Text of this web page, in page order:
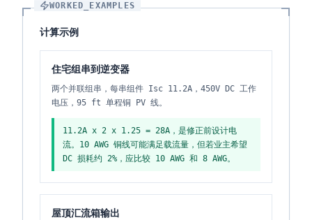
WORKED_EXAMPLES
计算示例
住宅组串到逆变器
两个并联组串，每串组件 Isc 11.2A，450V DC 工作
电压，95 ft 单程铜 PV 线。
11.2A x 2 x 1.25 = 28A，是修正前设计电
流。10 AWG 铜线可能满足载流量，但若业主希望
DC 损耗约 2%，应比较 10 AWG 和 8 AWG。
屋顶汇流箱输出